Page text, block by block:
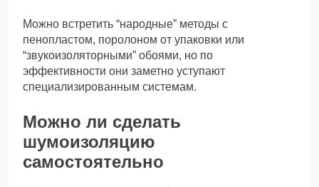
Можно встретить “народные” методы с
пенопластом, поролоном от упаковки или
“звукоизоляторными” обоями, но по
эффективности они заметно уступают
специализированным системам.
Можно ли сделать
шумоизоляцию
самостоятельно